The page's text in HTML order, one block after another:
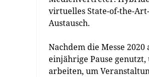
virtuelles State-of-the-
Austausch.
Nachdem die Messe
einjährige Pause
arbeiten, um